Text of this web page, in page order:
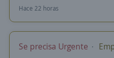
Hace 22 horas
Se precisa Urgente